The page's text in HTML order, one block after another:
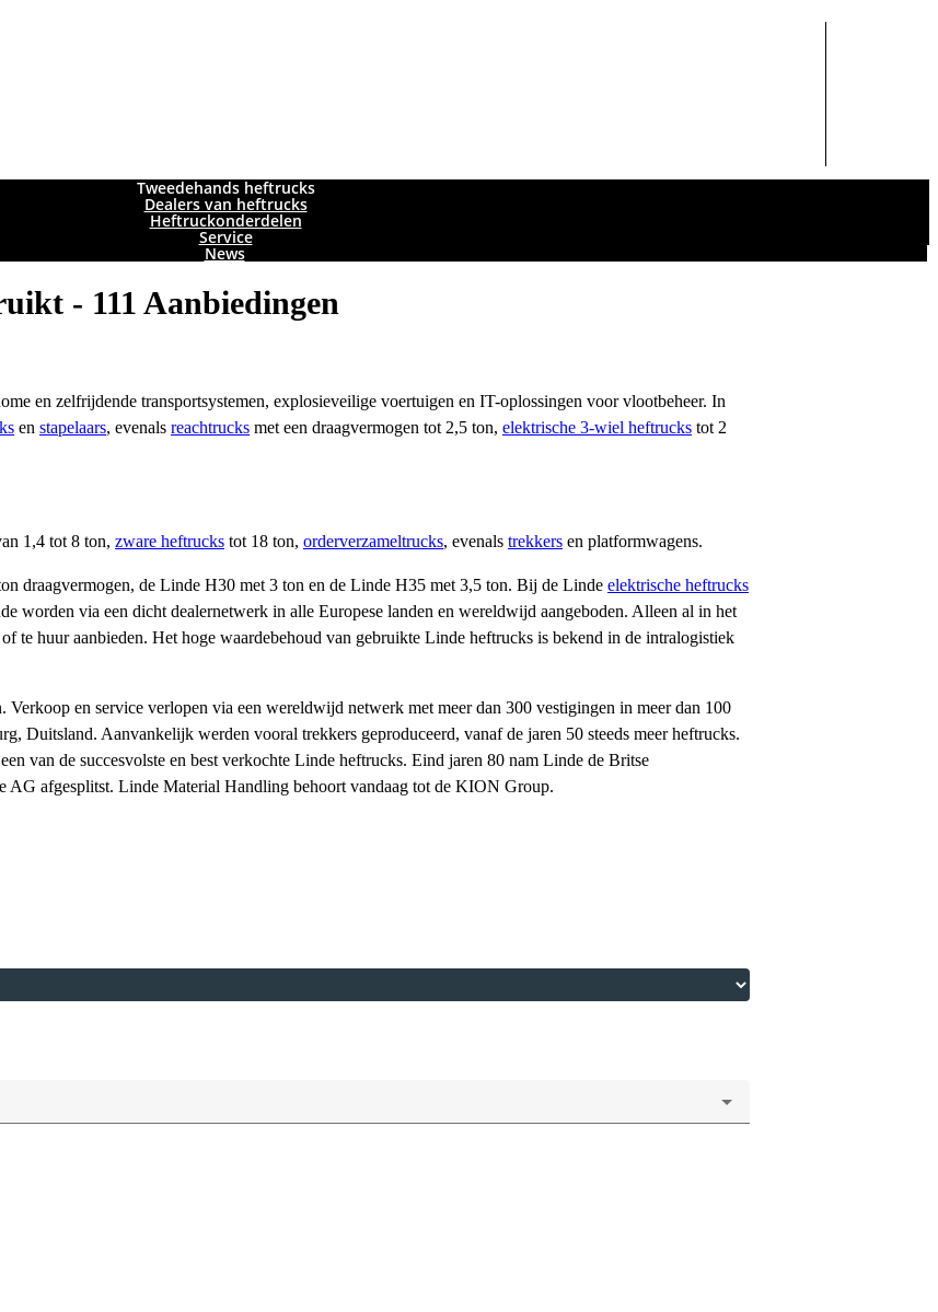
Tweedehands heftrucks
Dealers van heftrucks
Heftruckonderdelen
Service
News
- 111 Aanbiedingen
en zelfrijdende transportsystemen, explosieveilige voertuigen en IT-oplossingen voor vlootbeheer. In
en stapelaars, evenals reachtrucks met een draagvermogen tot 2,5 ton, elektrische 3-wiel heftrucks tot 2
1,4 tot 8 ton, zware heftrucks tot 18 ton, orderverzameltrucks, evenals trekkers en platformwagens.
draagvermogen, de Linde H30 met 3 ton en de Linde H35 met 3,5 ton. Bij de Linde elektrische heftrucks
worden via een dicht dealernetwerk in alle Europese landen en wereldwijd aangeboden. Alleen al in het
te huur aanbieden. Het hoge waardebehoud van gebruikte Linde heftrucks is bekend in de intralogistiek
en service verlopen via een wereldwijd netwerk met meer dan 300 vestigingen in meer dan 100
Duitsland. Aanvankelijk werden vooral trekkers geproduceerd, vanaf de jaren 50 steeds meer heftrucks.
van de succesvolste en best verkochte Linde heftrucks. Eind jaren 80 nam Linde de Britse
afgesplitst. Linde Material Handling behoort vandaag tot de KION Group.